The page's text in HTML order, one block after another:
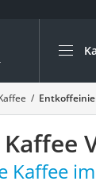
Die
Kaffee